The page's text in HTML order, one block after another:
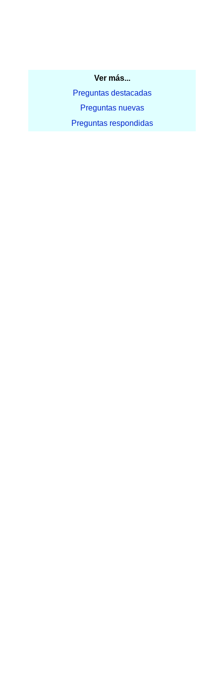
Ver más...
Preguntas destacadas
Preguntas nuevas
Preguntas respondidas